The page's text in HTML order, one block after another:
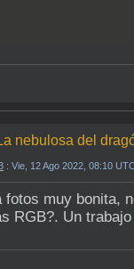
nebulosa del
: Vie, 12 Ago 2022, 08:10
fotos muy bonita,
RGB?. Un